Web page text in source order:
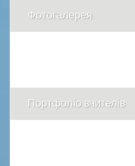
Фотогалерея
Портфоліо вчителів